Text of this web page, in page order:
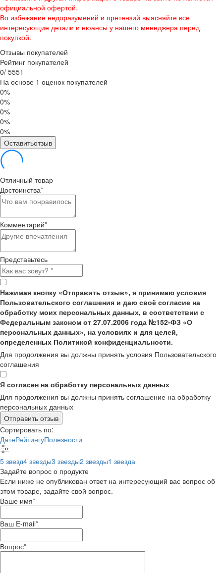
официальной офертой.
Во избежание недоразумений и претензий выясняйте все
интересующие детали и нюансы у нашего менеджера перед
покупкой.
Отзывы покупателей
Рейтинг покупателей
0/ 5551
На основе 1 оценок покупателей
0%
0%
0%
0%
0%
Оставитьотзыв
Отличный товар
Достоинства*
Комментарий*
Представьтесь
Нажимая кнопку «Отправить отзыв», я принимаю условия
Пользовательского соглашения и даю своё согласие на
обработку моих персональных данных, в соответствии с
Федеральным законом от 27.07.2006 года №152-ФЗ «О
персональных данных», на условиях и для целей,
определенных Политикой конфиденциальности.
Для продолжения вы должны принять условия Пользовательского
соглашения
Я согласен на обработку персональных данных
Для продолжения вы должны принять соглашение на обработку
персональных данных
Отправить отзыв
Сортировать по:
ДатеРейтингуПолезности
5 звезд4 звезды3 звезды2 звезды1 звезда
Задайте вопрос о продукте
Если ниже не опубликован ответ на интересующий вас вопрос об
этом товаре, задайте свой вопрос.
Ваше имя*
Ваш E-mail*
Вопрос*